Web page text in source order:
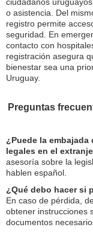
o asistencia. Del
registro permite
seguridad. En
contacto con
registración asegura
bienestar sea una
Uruguay.
Preguntas
¿Puede la
legales en el
asesoría sobre la
hablen español.
¿Qué debo hacer si
En caso de pérdida,
obtener instrucciones
documentos